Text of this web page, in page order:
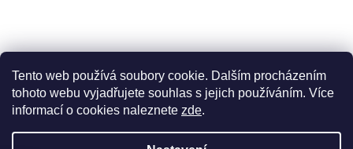
Tento web používá soubory cookie. Dalším procházením
tohoto webu vyjadřujete souhlas s jejich používáním. Více
informací o cookies naleznete zde.
Facebook